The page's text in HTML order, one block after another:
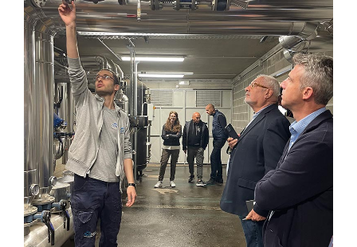
Vuoi restare in contatto con
FIPER e ricevere notizie e